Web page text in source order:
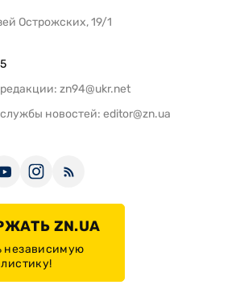
Острожских, 19/1
zn94@ukr.net
новостей: editor@zn.ua
ZN.UA
независимую